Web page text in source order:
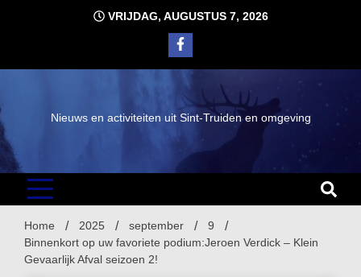
VRIJDAG, AUGUSTUS 7, 2026
Nieuws en activiteiten uit Sint-Truiden en omgeving
Home 2025 september
9
Binnenkort op uw favoriete podium:Jeroen Verdick – Klein
Gevaarlijk Afval seizoen 2!